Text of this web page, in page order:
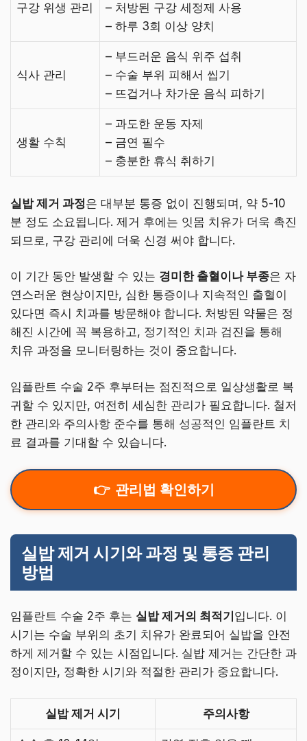
구강 위생 관리
– 처방된 구강 세정제 사용
– 하루 3회 이상 양치
식사 관리
– 부드러운 음식 위주 섭취
– 수술 부위 피해서 씹기
– 뜨겁거나 차가운 음식 피하기
생활 수칙
– 과도한 운동 자제
– 금연 필수
– 충분한 휴식 취하기
실밥 제거 과정은 대부분 통증 없이 진행되며, 약 5-10
분 정도 소요됩니다. 제거 후에는 잇몸 치유가 더욱 촉진
되므로, 구강 관리에 더욱 신경 써야 합니다.
이 기간 동안 발생할 수 있는 경미한 출혈이나 부종은 자
연스러운 현상이지만, 심한 통증이나 지속적인 출혈이
있다면 즉시 치과를 방문해야 합니다. 처방된 약물은 정
해진 시간에 꼭 복용하고, 정기적인 치과 검진을 통해
치유 과정을 모니터링하는 것이 중요합니다.
임플란트 수술 2주 후부터는 점진적으로 일상생활로 복
귀할 수 있지만, 여전히 세심한 관리가 필요합니다. 철저
한 관리와 주의사항 준수를 통해 성공적인 임플란트 치
료 결과를 기대할 수 있습니다.
관리법 확인하기
실밥 제거 시기와 과정 및 통증 관리
방법
임플란트 수술 2주 후는 실밥 제거의 최적기입니다. 이
시기는 수술 부위의 초기 치유가 완료되어 실밥을 안전
하게 제거할 수 있는 시점입니다. 실밥 제거는 간단한 과
정이지만, 정확한 시기와 적절한 관리가 중요합니다.
실밥 제거 시기 주의사항